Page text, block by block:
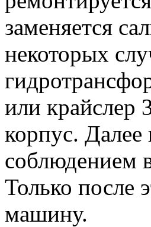
заменяется
некоторых
или крайслер
корпус. Далее
соблюдением
Только после
машину.